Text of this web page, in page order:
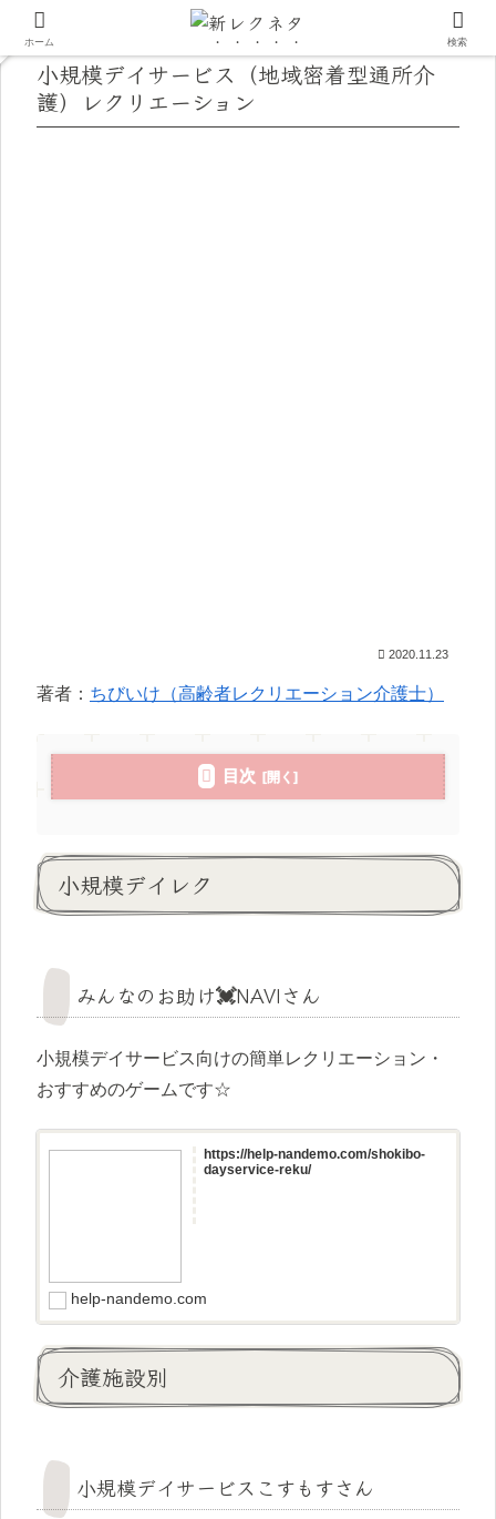
小規模デイサービス（地域密着型通所介
護）レクリエーション
2020.11.23
著者： ちびいけ（高齢者レクリエーション介護士）
目次
小規模デイレク
みんなのお助け💓NAVIさん
小規模デイサービス向けの簡単レクリエーション・
おすすめのゲームです☆
https://help-nandemo.com/shokibo-
dayservice-reku/
help-nandemo.com
介護施設別
小規模デイサービスこすもすさん
ホーム 検索